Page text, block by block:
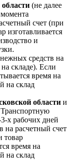
(не далее
счет (при
изготавливается
и
средств на
складе). Если
время на
на склад
области и
Транспортную
х рабочих дней
на расчетный счет
товар
время на
на склад